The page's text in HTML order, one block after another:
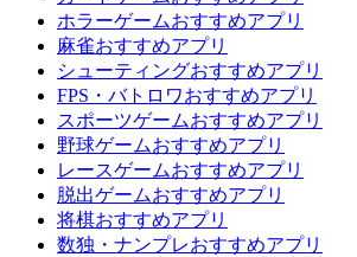
ホラーゲームおすすめアプリ
麻雀おすすめアプリ
シューティングおすすめアプリ
FPS・バトロワおすすめアプリ
スポーツゲームおすすめアプリ
野球ゲームおすすめアプリ
レースゲームおすすめアプリ
脱出ゲームおすすめアプリ
将棋おすすめアプリ
数独・ナンプレおすすめアプリ